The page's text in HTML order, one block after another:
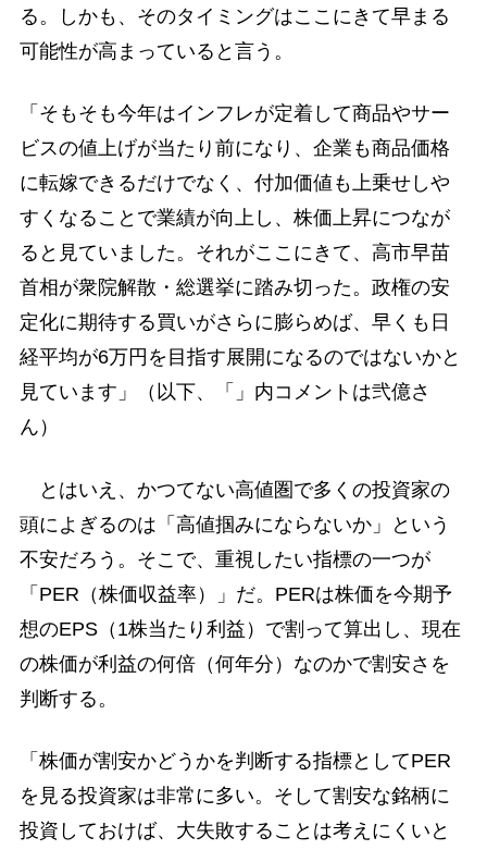
る。しかも、そのタイミングはここにきて早まる
可能性が高まっていると言う。
「そもそも今年はインフレが定着して商品やサー
ビスの値上げが当たり前になり、企業も商品価格
に転嫁できるだけでなく、付加価値も上乗せしや
すくなることで業績が向上し、株価上昇につなが
ると見ていました。それがここにきて、高市早苗
首相が衆院解散・総選挙に踏み切った。政権の安
定化に期待する買いがさらに膨らめば、早くも日
経平均が6万円を目指す展開になるのではないかと
見ています」（以下、「」内コメントは弐億さ
ん）
とはいえ、かつてない高値圏で多くの投資家の
頭によぎるのは「高値掴みにならないか」という
不安だろう。そこで、重視したい指標の一つが
「PER（株価収益率）」だ。PERは株価を今期予
想のEPS（1株当たり利益）で割って算出し、現在
の株価が利益の何倍（何年分）なのかで割安さを
判断する。
「株価が割安かどうかを判断する指標としてPER
を見る投資家は非常に多い。そして割安な銘柄に
投資しておけば、大失敗することは考えにくいと